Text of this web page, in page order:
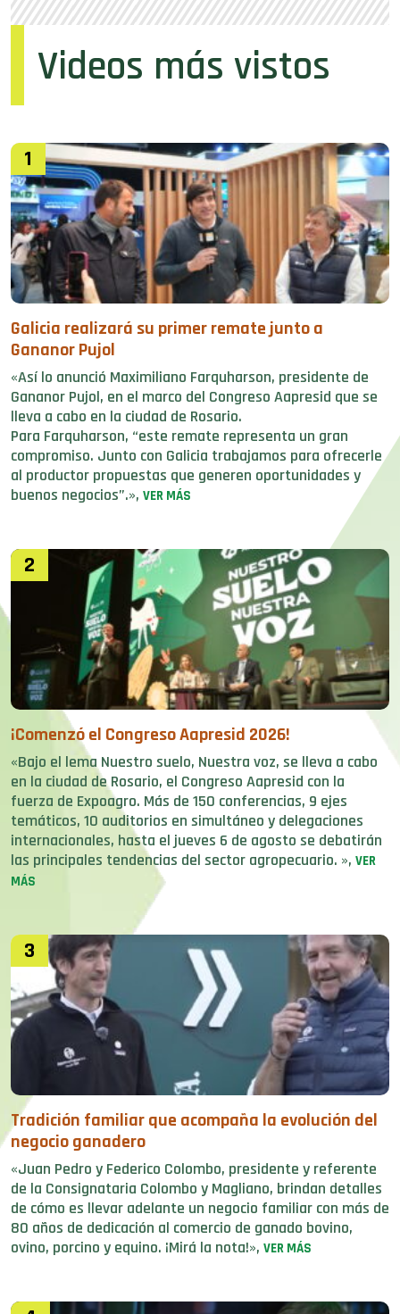
Videos más vistos
1
Galicia realizará su primer remate junto a
Gananor Pujol
«Así lo anunció Maximiliano Farquharson, presidente de
Gananor Pujol, en el marco del Congreso Aapresid que se
lleva a cabo en la ciudad de Rosario.
Para Farquharson, “este remate representa un gran
compromiso. Junto con Galicia trabajamos para ofrecerle
al productor propuestas que generen oportunidades y
buenos negocios”.», VER MÁS
2
¡Comenzó el Congreso Aapresid 2026!
«Bajo el lema Nuestro suelo, Nuestra voz, se lleva a cabo
en la ciudad de Rosario, el Congreso Aapresid con la
fuerza de Expoagro. Más de 150 conferencias, 9 ejes
temáticos, 10 auditorios en simultáneo y delegaciones
internacionales, hasta el jueves 6 de agosto se debatirán
las principales tendencias del sector agropecuario. », VER
MÁS
3
Tradición familiar que acompaña la evolución del
negocio ganadero
«Juan Pedro y Federico Colombo, presidente y referente
de la Consignataria Colombo y Magliano, brindan detalles
de cómo es llevar adelante un negocio familiar con más de
80 años de dedicación al comercio de ganado bovino,
ovino, porcino y equino. ¡Mirá la nota!», VER MÁS